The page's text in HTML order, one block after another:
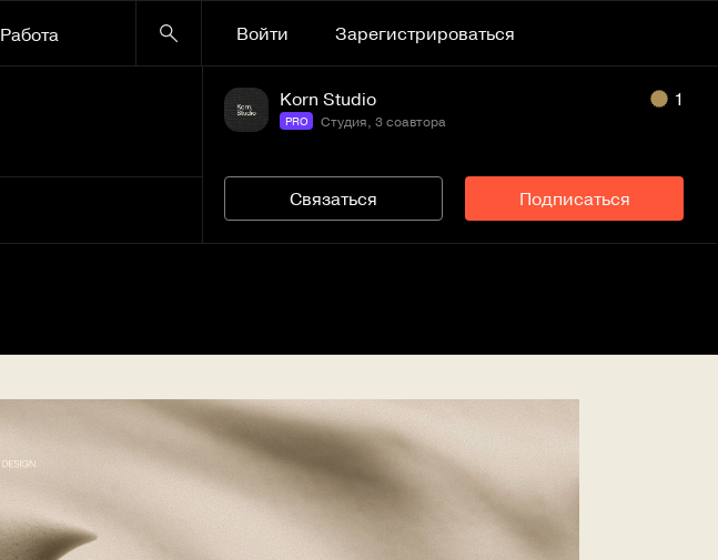
Работа Войти Зарегистрироваться
Korn Studio
PRO Студия, 3 соавтора
1
Связаться Подписаться